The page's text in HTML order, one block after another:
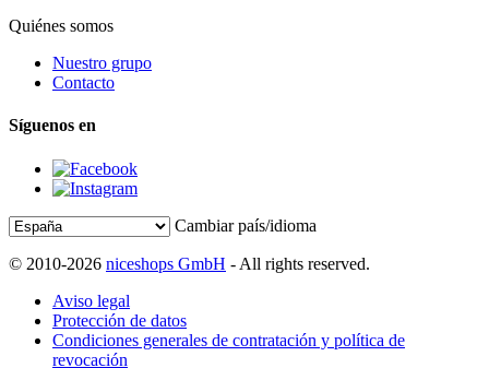
Quiénes somos
Nuestro grupo
Contacto
Síguenos en
Cambiar país/idioma
© 2010-2026 niceshops GmbH - All rights reserved.
Aviso legal
Protección de datos
Condiciones generales de contratación y política de
revocación